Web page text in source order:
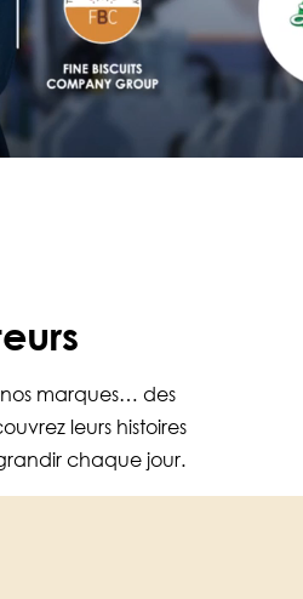
marques… des
leurs histoires
chaque jour.